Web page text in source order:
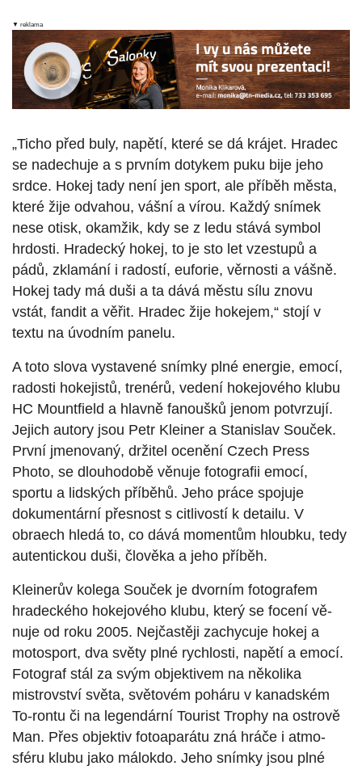
▼ reklama
„Ticho před buly, napětí, které se dá krájet. Hradec
se nadechuje a s prvním dotykem puku bije jeho
srdce. Hokej tady není jen sport, ale příběh města,
které žije odvahou, vášní a vírou. Každý snímek
nese otisk, okamžik, kdy se z ledu stává symbol
hrdosti. Hradecký hokej, to je sto let vzestupů a
pádů, zklamání i radostí, euforie, věrnosti a vášně.
Hokej tady má duši a ta dává městu sílu znovu
vstát, fandit a věřit. Hradec žije hokejem,“ stojí v
textu na úvodním panelu.
A toto slova vystavené snímky plné energie, emocí,
radosti hokejistů, trenérů, vedení hokejového klubu
HC Mountfield a hlavně fanoušků jenom potvrzují.
Jejich autory jsou Petr Kleiner a Stanislav Souček.
První jmenovaný, držitel ocenění Czech Press
Photo, se dlouhodobě věnuje fotografii emocí,
sportu a lidských příběhů. Jeho práce spojuje
dokumentární přesnost s citlivostí k detailu. V
obraech hledá to, co dává momentům hloubku, tedy
autentickou duši, člověka a jeho příběh.
Kleinerův kolega Souček je dvorním fotografem
hradeckého hokejového klubu, který se focení vě-
nuje od roku 2005. Nejčastěji zachycuje hokej a
motosport, dva světy plné rychlosti, napětí a emocí.
Fotograf stál za svým objektivem na několika
mistrovství světa, světovém poháru v kanadském
To-rontu či na legendární Tourist Trophy na ostrově
Man. Přes objektiv fotoaparátu zná hráče i atmo-
sféru klubu jako málokdo. Jeho snímky jsou plné